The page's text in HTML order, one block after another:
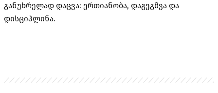
განუხრელად დაცვა: ერთიანობა, დაგეგმვა და
დისციპლინა.